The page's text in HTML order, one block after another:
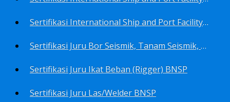
Sertifikasi International Ship and Port Facility Security Code/ISPS Code training for Security Area Manager BNSP
Sertifikasi Juru Bor Seismik, Tanam Seismik, Tembak Seismik BNSP
Sertifikasi Juru Ikat Beban (Rigger) BNSP
Sertifikasi Juru Las/Welder BNSP